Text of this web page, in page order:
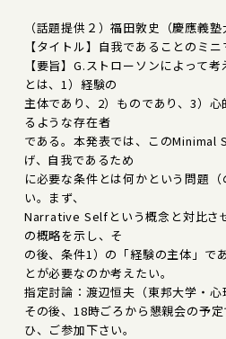
（話題提供２）福田敦史（慶應義塾
【タイトル】自我であることのミ
【要旨】G.ストローソンによって
とは、1）経験の
主体であり、2）ものであり、3）
るような存在者
である。本発表では、このMinimal
げ、自我であるため
に必要な条件とは何かという問題
い。まず、
Narrative Selfという概念と対比さ
の概略を示し、そ
の後、条件1）の「経験の主体」で
とが必要なのか考えたい。
指定討論：渡辺恒夫（東邦大学・心
その後、18時ごろから懇親会の予
ひ、ご参加下さい。